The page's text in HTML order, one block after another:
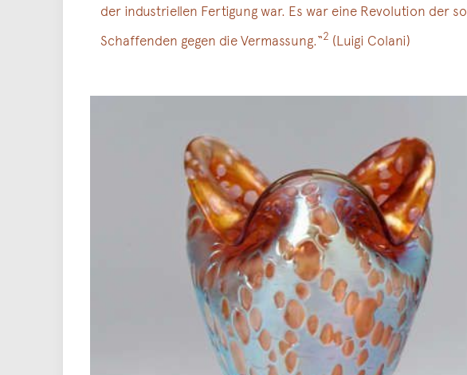
der industriellen Fertigung war. Es war eine Revolution der
Schaffenden gegen die Vermassung.“2 (Luigi Colani)